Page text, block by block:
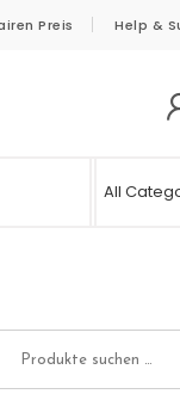
Preis Help &